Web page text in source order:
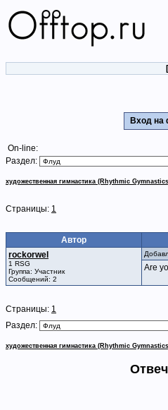
[
Вход на
On-line:
Раздел:
художественная гимнастика (Rhythmic
Страницы: 1
Автор
rockorwel
1 RSG
Группа: Участник
Сообщений: 2
Are
Страницы: 1
Раздел:
художественная гимнастика (Rhythmic